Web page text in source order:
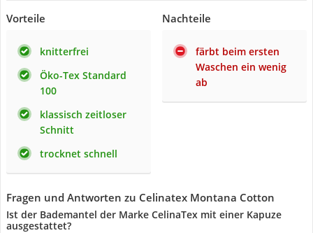
Vorteile
knitterfrei
Öko-Tex Standard
100
klassisch zeitloser
Schnitt
trocknet schnell
Nachteile
färbt beim ersten
Waschen ein wenig
ab
Fragen und Antworten zu Celinatex Montana Cotton
Ist der Bademantel der Marke CelinaTex mit einer Kapuze
ausgestattet?